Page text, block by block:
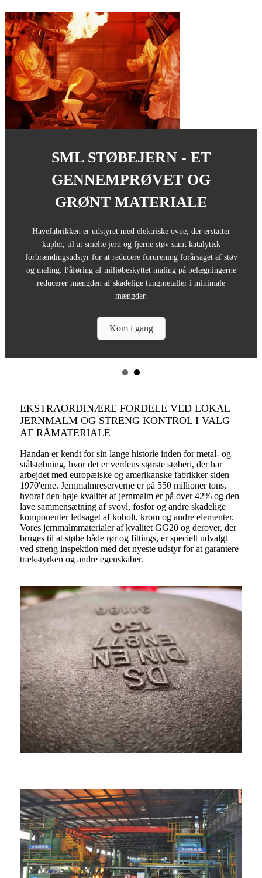
SML STØBEJERN - ET
GENNEMPRØVET OG
GRØNT MATERIALE
Havefabrikken er udstyret med elektriske ovne, der erstatter
kupler, til at smelte jern og fjerne støv samt katalytisk
forbrændingsudstyr for at reducere forurening forårsaget af støv
og maling. Påføring af miljøbeskyttet maling på belægningerne
reducerer mængden af ​​skadelige tungmetaller i minimale
mængder.
Kom i gang
EKSTRAORDINÆRE FORDELE VED LOKAL
JERNMALM OG STRENG KONTROL I VALG
AF RÅMATERIALE
Handan er kendt for sin lange historie inden for metal- og
stålstøbning, hvor det er verdens største støberi, der har
arbejdet med europæiske og amerikanske fabrikker siden
1970'erne. Jernmalmreserverne er på 550 millioner tons,
hvoraf den høje kvalitet af jernmalm er på over 42% og den
lave sammensætning af svovl, fosfor og andre skadelige
komponenter ledsaget af kobolt, krom og andre elementer.
Vores jernmalmmaterialer af kvalitet GG20 og derover, der
bruges til at støbe både rør og fittings, er specielt udvalgt
ved streng inspektion med det nyeste udstyr for at garantere
trækstyrken og andre egenskaber.